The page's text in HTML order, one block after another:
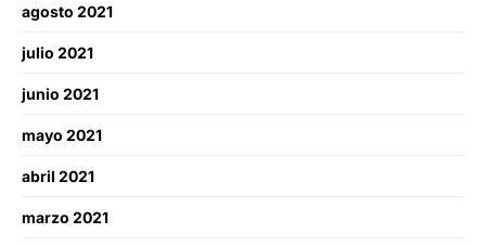
agosto 2021
julio 2021
junio 2021
mayo 2021
abril 2021
marzo 2021